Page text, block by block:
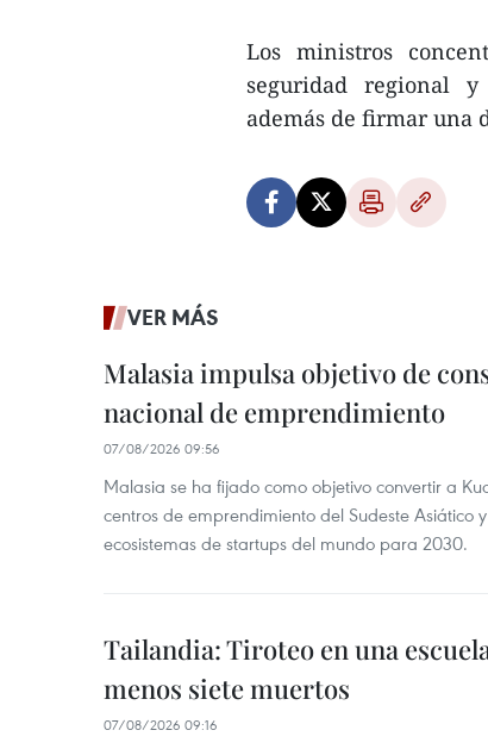
Los ministros
seguridad regional y
además de firmar una
VER MÁS
Malasia impulsa objetivo de
nacional de emprendimiento
07/08/2026 09:56
Malasia se ha fijado como objetivo convertir a
centros de emprendimiento del Sudeste Asiático
ecosistemas de startups del mundo para 2030.
Tailandia: Tiroteo en una
menos siete muertos
07/08/2026 09:16